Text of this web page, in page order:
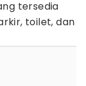
tersedia
toilet, dan